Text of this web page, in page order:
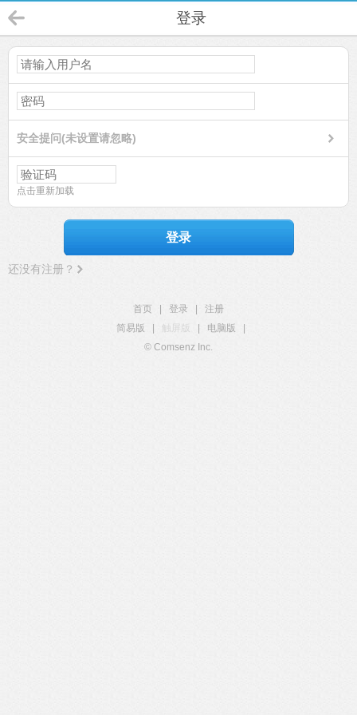
登录
安全提问(未设置请忽略)
点击重新加载
登录
还没有注册？
首页 登录
注册
简易版
触屏版 电脑版
© Comsenz Inc.